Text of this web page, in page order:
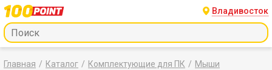
Владивосток
Главная Каталог Комплектующие для ПК
Мыши